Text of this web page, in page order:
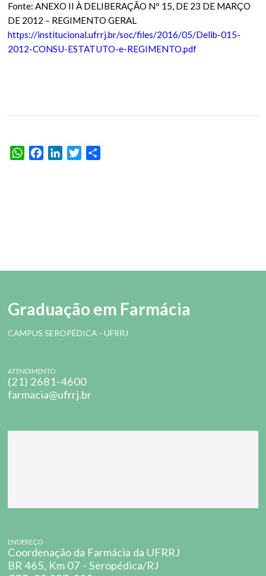
Fonte: ANEXO II À DELIBERAÇÃO Nº 15, DE 23 DE MARÇO
DE 2012 – REGIMENTO GERAL
https://institucional.ufrrj.br/soc/files/2016/05/Delib-015-
2012-CONSU-ESTATUTO-e-REGIMENTO.pdf
WhatsAppFacebookLinkedInTwitter
Graduação em Farmácia
CAMPUS SEROPÉDICA - UFRRJ
ATENDIMENTO
(21) 2681-4600
farmacia@ufrrj.br
ENDEREÇO
Coordenação da Farmácia da UFRRJ
BR 465, Km 07 - Seropédica/RJ